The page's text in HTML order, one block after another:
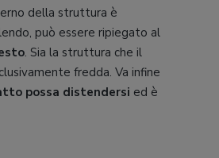
della struttura è
può essere ripiegato al
. Sia la struttura che il
fredda. Va infine
possa distendersi ed è